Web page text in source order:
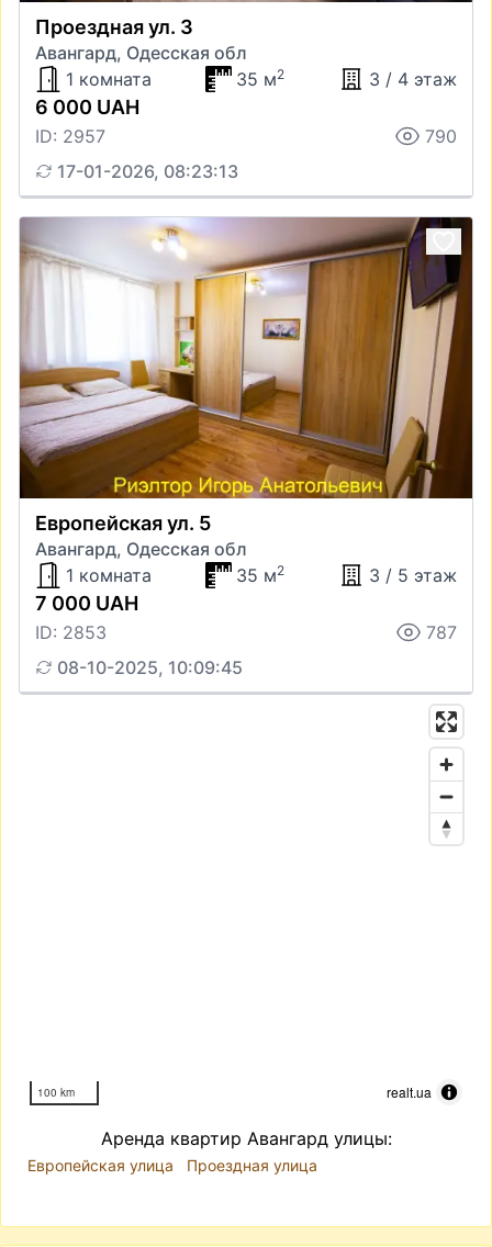
Проездная ул. 3
Авангард, Одесская обл
1 комната
35 м2 3 / 4 этаж
6 000 UAH
ID: 2957
790
17-01-2026, 08:23:13
Европейская ул. 5
Авангард, Одесская обл
1 комната
35 м2 3 / 5 этаж
7 000 UAH
ID: 2853
787
08-10-2025, 10:09:45
100 km realt.ua
Аренда квартир Авангард улицы:
Европейская улица Проездная улица